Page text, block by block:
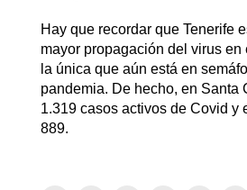
Hay que recordar que Tenerife
mayor propagación del virus en
la única que aún está en
pandemia. De hecho, en Santa
1.319 casos activos de Covid y
889.